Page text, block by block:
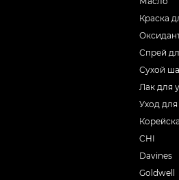
Краска
Спрей
Сухой
Лак для
Уход
CHI
Davines
Goldwell